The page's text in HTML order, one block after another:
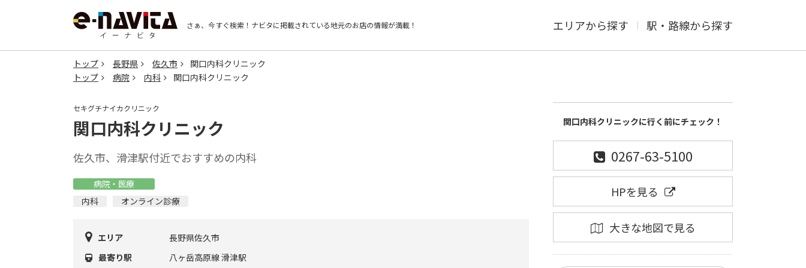
さぁ、今すぐ検索！ ナビタに掲載されている地元のお店の情報が満載！ エリアから探す 駅・路線から探す
トップ 長野県 佐久市
関口内科クリニック
トップ
病院 内科 関口内科クリニック
セキグチナイカクリニック
関口内科クリニック
佐久市、滑津駅付近でおすすめの内科
病院・医療
内科
オンライン診療
エリア
長野県佐久市
最寄り駅
八ヶ岳高原線 滑津駅
関口内科クリニックに行く前にチェック！
0267-63-5100
HPを見る
大きな地図で見る